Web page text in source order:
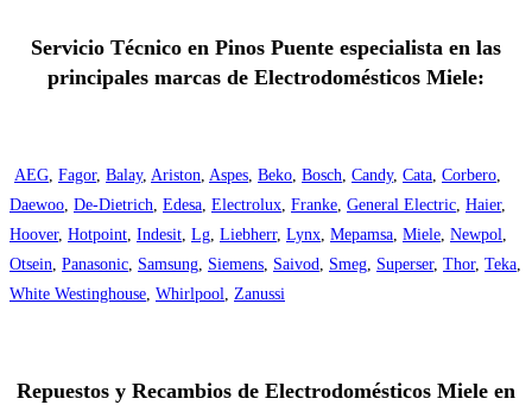
Servicio Técnico en Pinos Puente especialista en las
principales marcas de Electrodomésticos Miele:
AEG, Fagor, Balay, Ariston, Aspes, Beko, Bosch, Candy, Cata, Corbero,
Daewoo, De-Dietrich, Edesa, Electrolux, Franke, General Electric, Haier,
Hoover, Hotpoint, Indesit, Lg, Liebherr, Lynx, Mepamsa, Miele, Newpol,
Otsein, Panasonic, Samsung, Siemens, Saivod, Smeg, Superser, Thor, Teka,
White Westinghouse, Whirlpool, Zanussi
Repuestos y Recambios de Electrodomésticos Miele en